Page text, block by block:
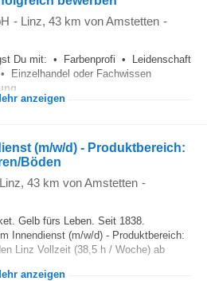
- Linz, 43 km von Amstetten -
Du mit: • Farbenprofi • Leidenschaft
Einzelhandel oder Fachwissen
anzeigen
(m/w/d) - Produktbereich:
Böden
Linz, 43 km von Amstetten -
Gelb fürs Leben. Seit 1838.
Innendienst (m/w/d) - Produktbereich:
Linz Vollzeit (38,5 h / Woche) ab
anzeigen